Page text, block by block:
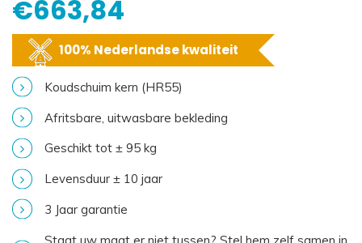
€663,84
100% Nederlandse kwaliteit
Koudschuim kern (HR55)
Afritsbare, uitwasbare bekleding
Geschikt tot ± 95 kg
Levensduur ± 10 jaar
3 Jaar garantie
Staat uw maat er niet tussen? Stel hem zelf samen in